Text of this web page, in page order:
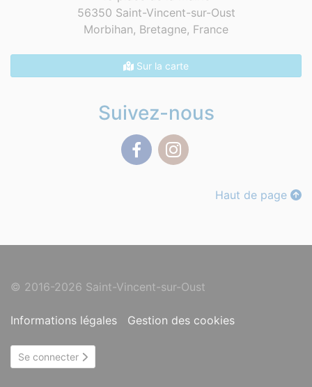
56350 Saint-Vincent-sur-Oust
Morbihan, Bretagne, France
Sur la carte
Suivez-nous
Haut de page
© 2016-2026 Saint-Vincent-sur-Oust
Informations légales Gestion des cookies
Se connecter